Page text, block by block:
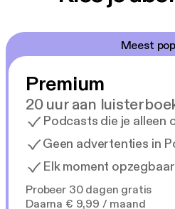
Meest
Premium
20 uur aan
Podcasts die je alleen
Geen advertenties in
Elk moment opzegbaar
Probeer 30 dagen gratis
Daarna € 9,99 / maand